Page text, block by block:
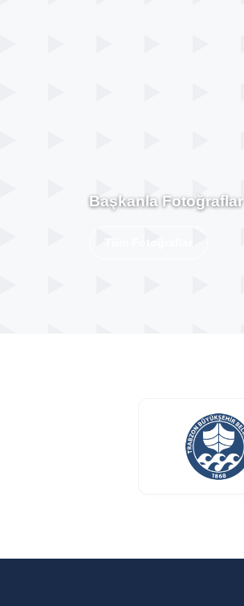
Başkanla Fotoğraflar